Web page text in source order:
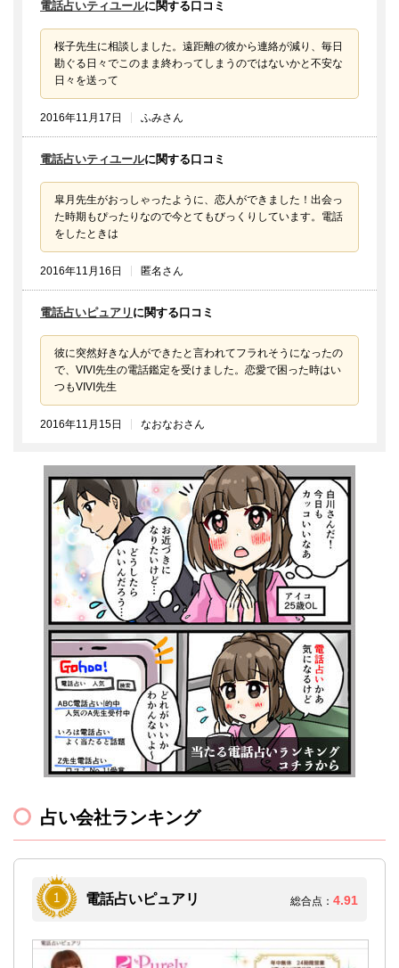
電話占いティユールに関する口コミ
桜子先生に相談しました。遠距離の彼から連絡が減り、毎日
勘ぐる日々でこのまま終わってしまうのではないかと不安な
日々を送って
2016年11月17日 ふみさん
電話占いティユールに関する口コミ
皐月先生がおっしゃったように、恋人ができました！出会っ
た時期もぴったりなので今とてもびっくりしています。電話
をしたときは
2016年11月16日 匿名さん
電話占いピュアリ に関する口コミ
彼に突然好きな人ができたと言われてフラれそうになったの
で、VIVI先生の電話鑑定を受けました。恋愛で困った時はい
つもVIVI先生
2016年11月15日 なおなおさん
占い会社ランキング
電話占いピュアリ 総合点： 4.91